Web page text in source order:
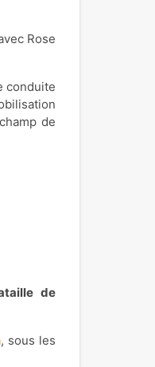
Rose
conduite
de
de
, sous les